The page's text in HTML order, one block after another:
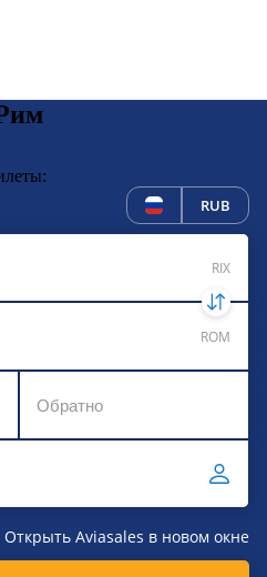
RUB
RIX
ROM
Открыть Aviasales в новом окне